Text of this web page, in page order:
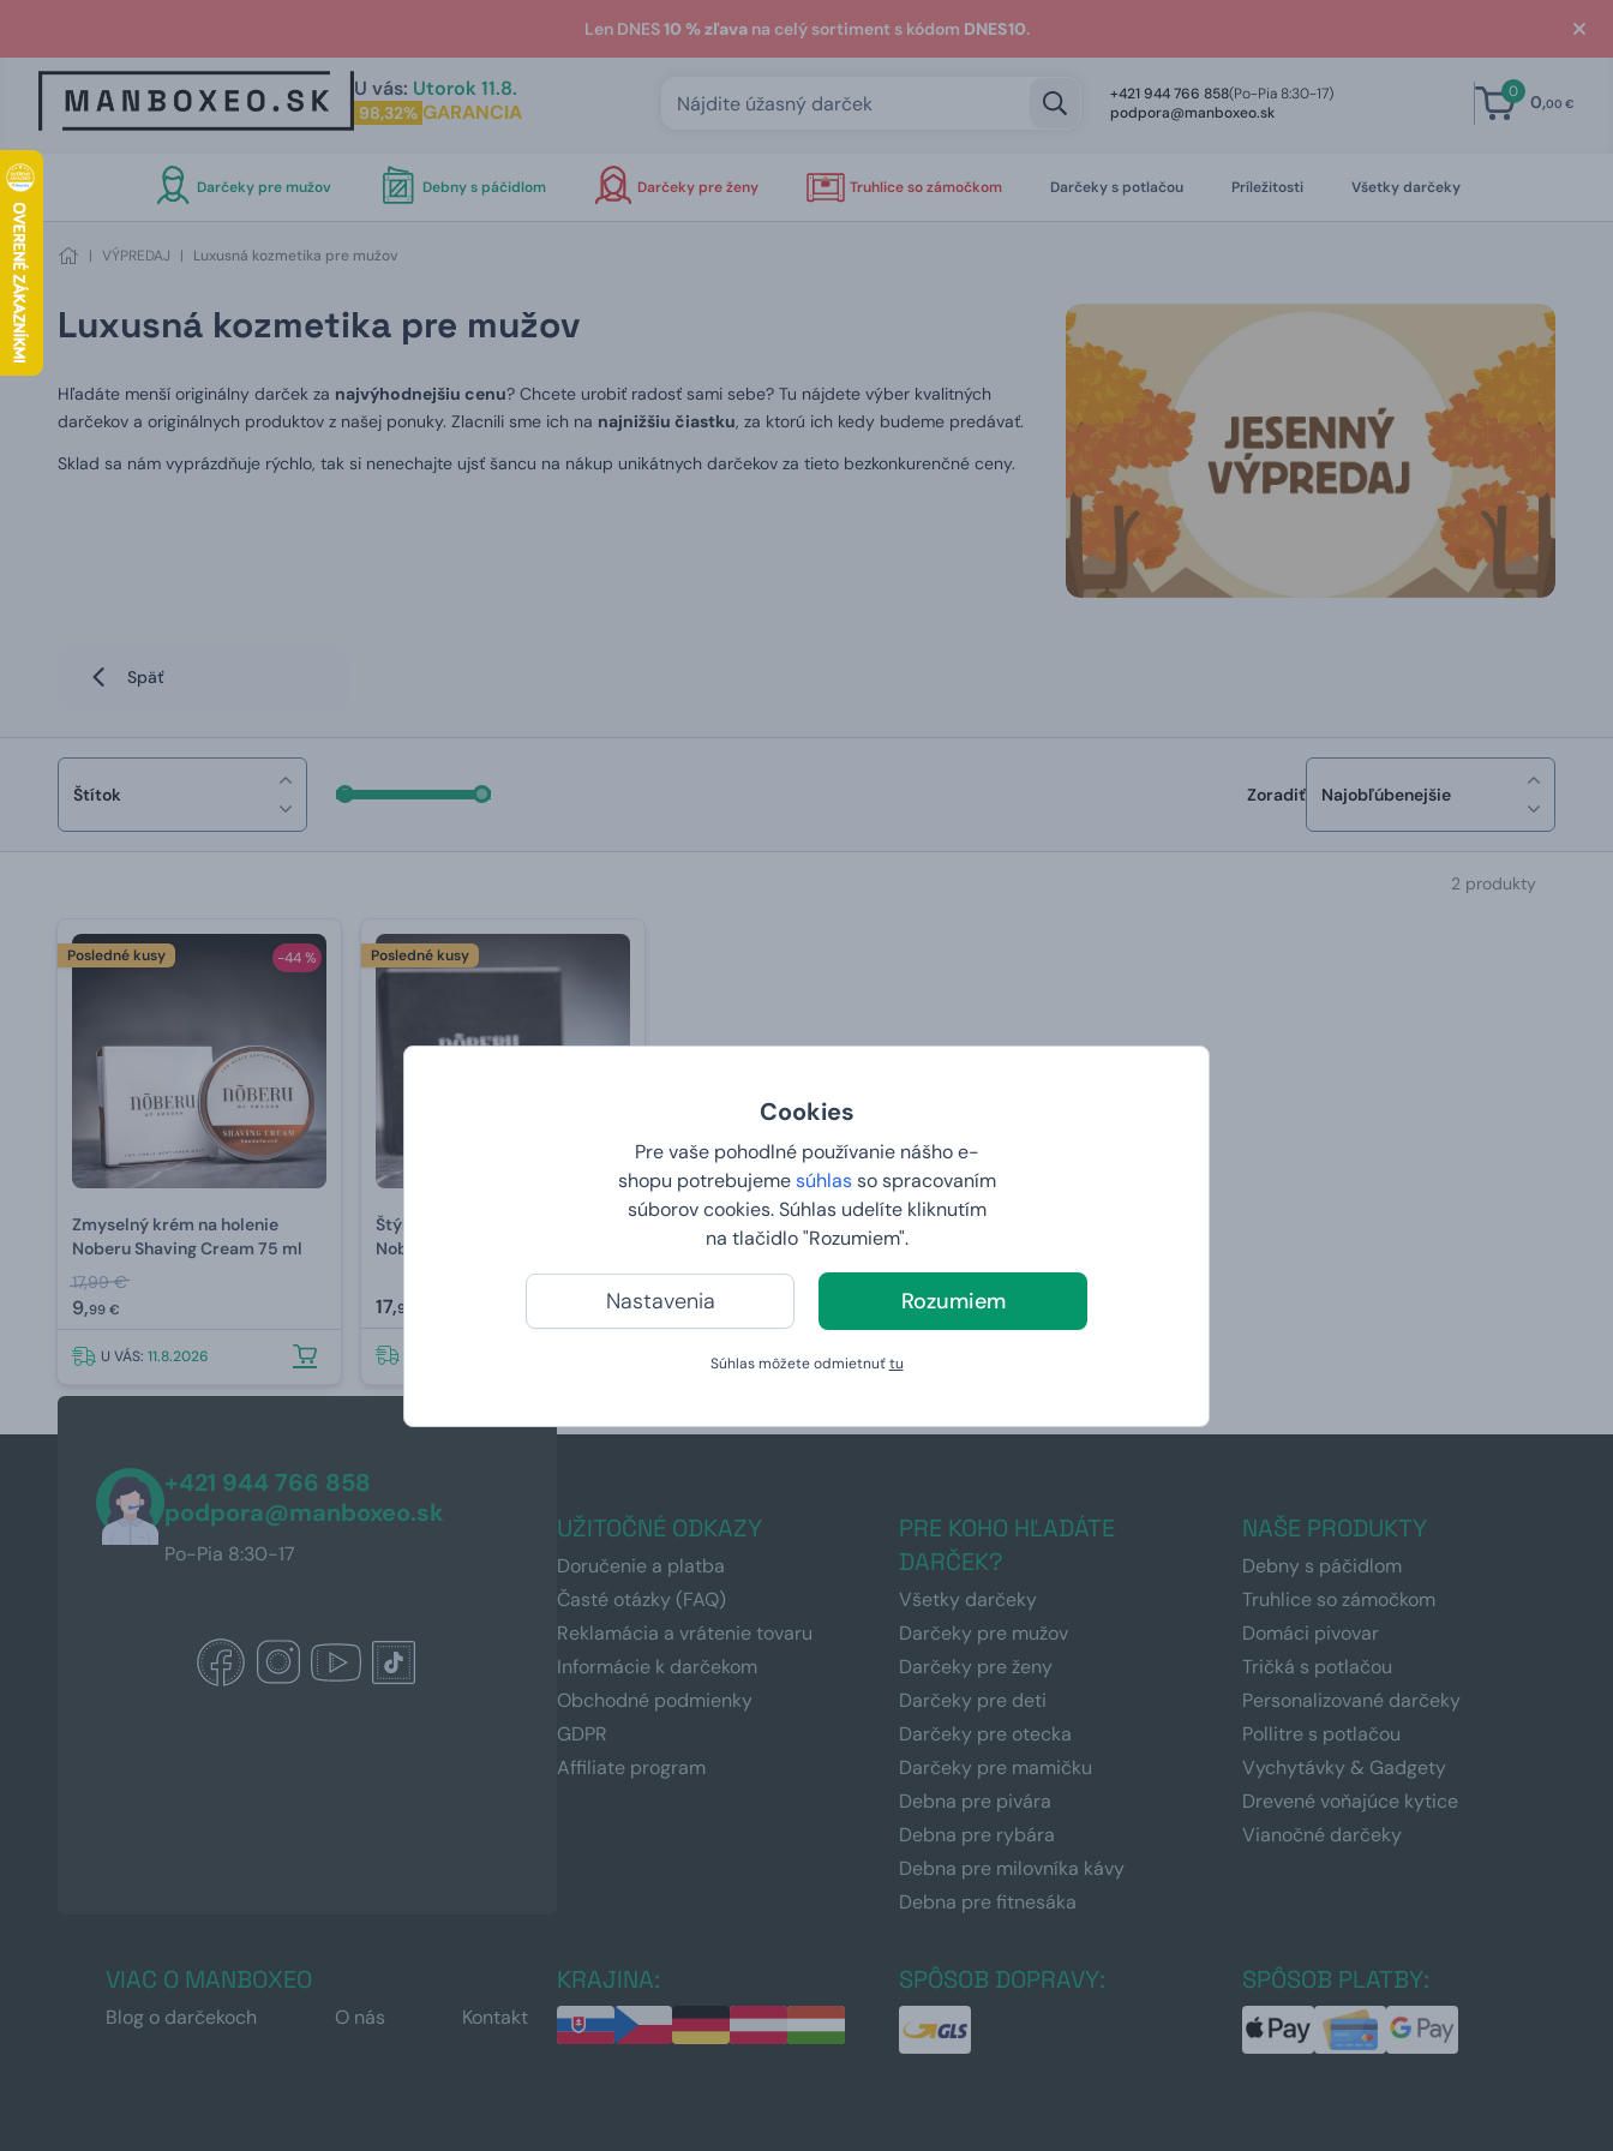
Cookies
Pre vaše pohodlné používanie nášho e-
shopu potrebujemesúhlasso spracovaním
súborov cookies. Súhlas udelíte kliknutím
na tlačidlo "Rozumiem".
Nastavenia Rozumiem
Súhlas môžete odmietnuťtu
Len DNES10 % zľavana celý sortiment s kódom DNES10.
U vás: Utorok 11.8.
98,32% GARANCIA
+421 944 766 858(Po-Pia 8:30-17)
podpora@manboxeo.sk
0 0,00 €
Darčeky pre mužov Debny s páčidlom Darčeky pre ženy Truhlice so zámočkom Darčeky s potlačou Príležitosti Všetky darčeky
| VÝPREDAJ | Luxusná kozmetika pre mužov
Luxusná kozmetika pre mužov
Hľadáte menší originálny darček za najvýhodnejšiu cenu? Chcete urobiť radosť sami sebe? Tu nájdete výber kvalitných
darčekov a originálnych produktov z našej ponuky. Zlacnili sme ich na najnižšiu čiastku, za ktorú ich kedy budeme predávať.
Sklad sa nám vyprázdňuje rýchlo, tak si nenechajte ujsť šancu na nákup unikátnych darčekov za tieto bezkonkurenčné ceny.
Späť
Štítok Zoradiť Najobľúbenejšie
2 produkty
-44 %
Posledné kusy
Zmyselný krém na holenie
Noberu Shaving Cream 75 ml
17,99 €
9,99 €
U VÁS: 11.8.2026
Posledné kusy
Štýlová miska na holenie
Noberu
17,99 €
+421 944 766 858
podpora@manboxeo.sk
Po-Pia 8:30-17
UŽITOČNÉ ODKAZY
Doručenie a platba
Časté otázky (FAQ)
Reklamácia a vrátenie tovaru
Informácie k darčekom
Obchodné podmienky
GDPR
Affiliate program
PRE KOHO HĽADÁTE
DARČEK?
Všetky darčeky
Darčeky pre mužov
Darčeky pre ženy
Darčeky pre deti
Darčeky pre otecka
Darčeky pre mamičku
Debna pre pivára
Debna pre rybára
Debna pre milovníka kávy
Debna pre fitnesáka
NAŠE PRODUKTY
Debny s páčidlom
Truhlice so zámočkom
Domáci pivovar
Tričká s potlačou
Personalizované darčeky
Pollitre s potlačou
Vychytávky & Gadgety
Drevené voňajúce kytice
Vianočné darčeky
VIAC O MANBOXEO
Blog o darčekoch O nás Kontakt
KRAJINA: SPÔSOB DOPRAVY: SPÔSOB PLATBY: